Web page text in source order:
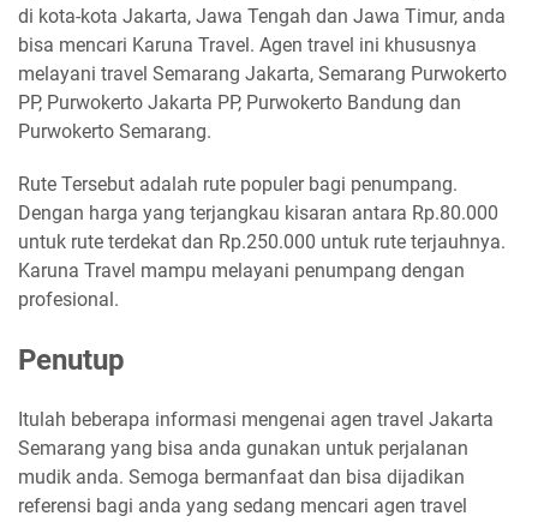
di kota-kota Jakarta, Jawa Tengah dan Jawa Timur, anda
bisa mencari Karuna Travel. Agen travel ini khususnya
melayani travel Semarang Jakarta, Semarang Purwokerto
PP, Purwokerto Jakarta PP, Purwokerto Bandung dan
Purwokerto Semarang.
Rute Tersebut adalah rute populer bagi penumpang.
Dengan harga yang terjangkau kisaran antara Rp.80.000
untuk rute terdekat dan Rp.250.000 untuk rute terjauhnya.
Karuna Travel mampu melayani penumpang dengan
profesional.
Penutup
Itulah beberapa informasi mengenai agen travel Jakarta
Semarang yang bisa anda gunakan untuk perjalanan
mudik anda. Semoga bermanfaat dan bisa dijadikan
referensi bagi anda yang sedang mencari agen travel